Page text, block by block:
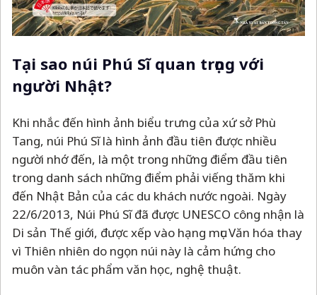
Tại sao núi Phú Sĩ quan trọng với
người Nhật?
Khi nhắc đến hình ảnh biểu trưng của xứ sở Phù
Tang, núi Phú Sĩ là hình ảnh đầu tiên được nhiều
người nhớ đến, là một trong những điểm đầu tiên
trong danh sách những điểm phải viếng thăm khi
đến Nhật Bản của các du khách nước ngoài. Ngày
22/6/2013, Núi Phú Sĩ đã được UNESCO công nhận là
Di sản Thế giới, được xếp vào hạng mục Văn hóa thay
vì Thiên nhiên do ngọn núi này là cảm hứng cho
muôn vàn tác phẩm văn học, nghệ thuật.